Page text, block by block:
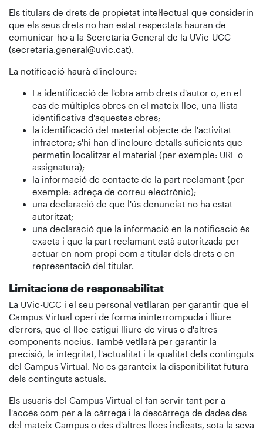
Els titulars de drets de propietat intel·lectual que considerin
que els seus drets no han estat respectats hauran de
comunicar-ho a la Secretaria General de la UVic-UCC
(secretaria.general@uvic.cat).
La notificació haurà d'incloure:
La identificació de l'obra amb drets d'autor o, en el
cas de múltiples obres en el mateix lloc, una llista
identificativa d'aquestes obres;
la identificació del material objecte de l'activitat
infractora; s'hi han d'incloure detalls suficients que
permetin localitzar el material (per exemple: URL o
assignatura);
la informació de contacte de la part reclamant (per
exemple: adreça de correu electrònic);
una declaració de que l'ús denunciat no ha estat
autoritzat;
una declaració que la informació en la notificació és
exacta i que la part reclamant està autoritzada per
actuar en nom propi com a titular dels drets o en
representació del titular.
Limitacions de responsabilitat
La UVic-UCC i el seu personal vetllaran per garantir que el
Campus Virtual operi de forma ininterrompuda i lliure
d'errors, que el lloc estigui lliure de virus o d'altres
components nocius. També vetllarà per garantir la
precisió, la integritat, l'actualitat i la qualitat dels continguts
del Campus Virtual. No es garanteix la disponibilitat futura
dels continguts actuals.
Els usuaris del Campus Virtual el fan servir tant per a
l'accés com per a la càrrega i la descàrrega de dades des
del mateix Campus o des d'altres llocs indicats, sota la seva